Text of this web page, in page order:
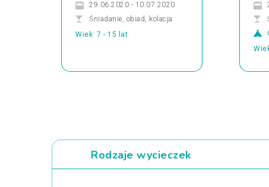
29.06.2020 - 10.07.2020
Śniadanie, obiad, kolacja
Wiek: 7 - 15 lat
Rodzaje wycieczek